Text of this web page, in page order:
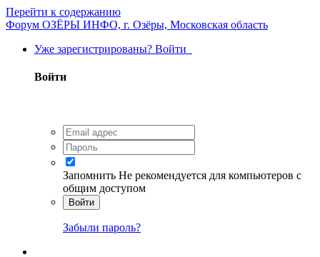
Перейти к содержанию
Форум ОЗЁРЫ ИНФО, г. Озёры, Московская область
Уже зарегистрированы? Войти
Войти
Запомнить Не рекомендуется для компьютеров с
общим доступом
Войти
Забыли пароль?